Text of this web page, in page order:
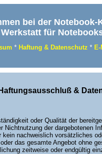
bei der Notebook-
für
* Haftung & Datenschutz * E-
Haftungsausschluß &
oder Qualität der
der dargebotenen
nachweislich vorsätzliches
das gesamte Angebot ohne
zeitweise oder endgültig